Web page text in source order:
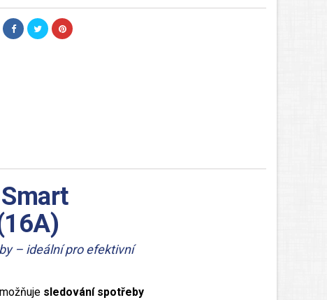
– ideální pro efektivní
sledování spotřeby